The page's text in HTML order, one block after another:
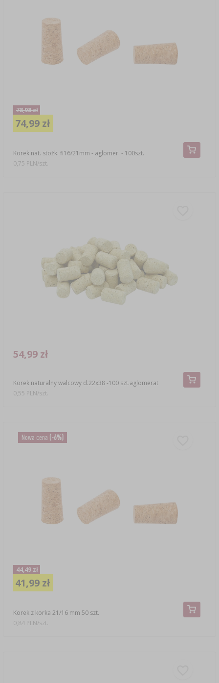
Korek nat. stożk. fi16/21mm - aglomer. - 100szt.
78,98 zł
74,99 zł
0,75 PLN/szt.
Korek naturalny walcowy d.22x38 -100 szt.aglomerat
54,99 zł
0,55 PLN/szt.
Nowa cena (-6%)
Korek z korka 21/16 mm 50 szt.
44,49 zł
41,99 zł
0,84 PLN/szt.